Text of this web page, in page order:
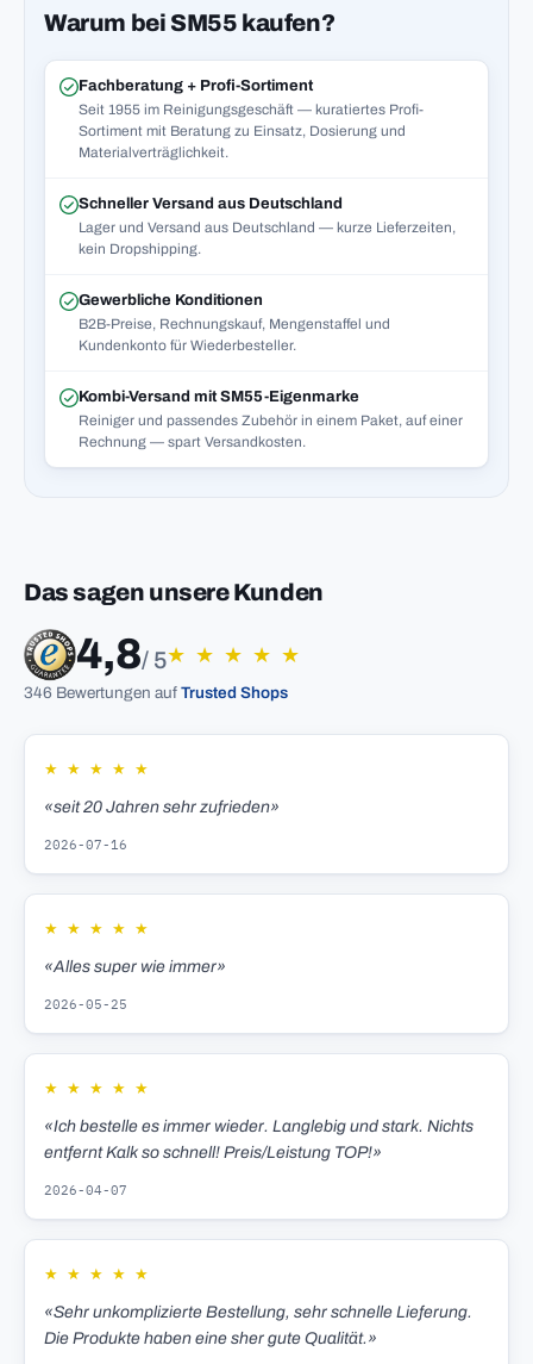
Warum bei SM55 kaufen?
Fachberatung + Profi-Sortiment
Seit 1955 im Reinigungsgeschäft — kuratiertes Profi-
Sortiment mit Beratung zu Einsatz, Dosierung und
Materialverträglichkeit.
Schneller Versand aus Deutschland
Lager und Versand aus Deutschland — kurze Lieferzeiten,
kein Dropshipping.
Gewerbliche Konditionen
B2B-Preise, Rechnungskauf, Mengenstaffel und
Kundenkonto für Wiederbesteller.
Kombi-Versand mit SM55-Eigenmarke
Reiniger und passendes Zubehör in einem Paket, auf einer
Rechnung — spart Versandkosten.
Das sagen unsere Kunden
4,8/ 5★ ★ ★ ★ ★
346 Bewertungen auf Trusted Shops
★ ★ ★ ★ ★
«seit 20 Jahren sehr zufrieden»
2026-07-16
★ ★ ★ ★ ★
«Alles super wie immer»
2026-05-25
★ ★ ★ ★ ★
«Ich bestelle es immer wieder. Langlebig und stark. Nichts
entfernt Kalk so schnell! Preis/Leistung TOP!»
2026-04-07
★ ★ ★ ★ ★
«Sehr unkomplizierte Bestellung, sehr schnelle Lieferung.
Die Produkte haben eine sher gute Qualität.»